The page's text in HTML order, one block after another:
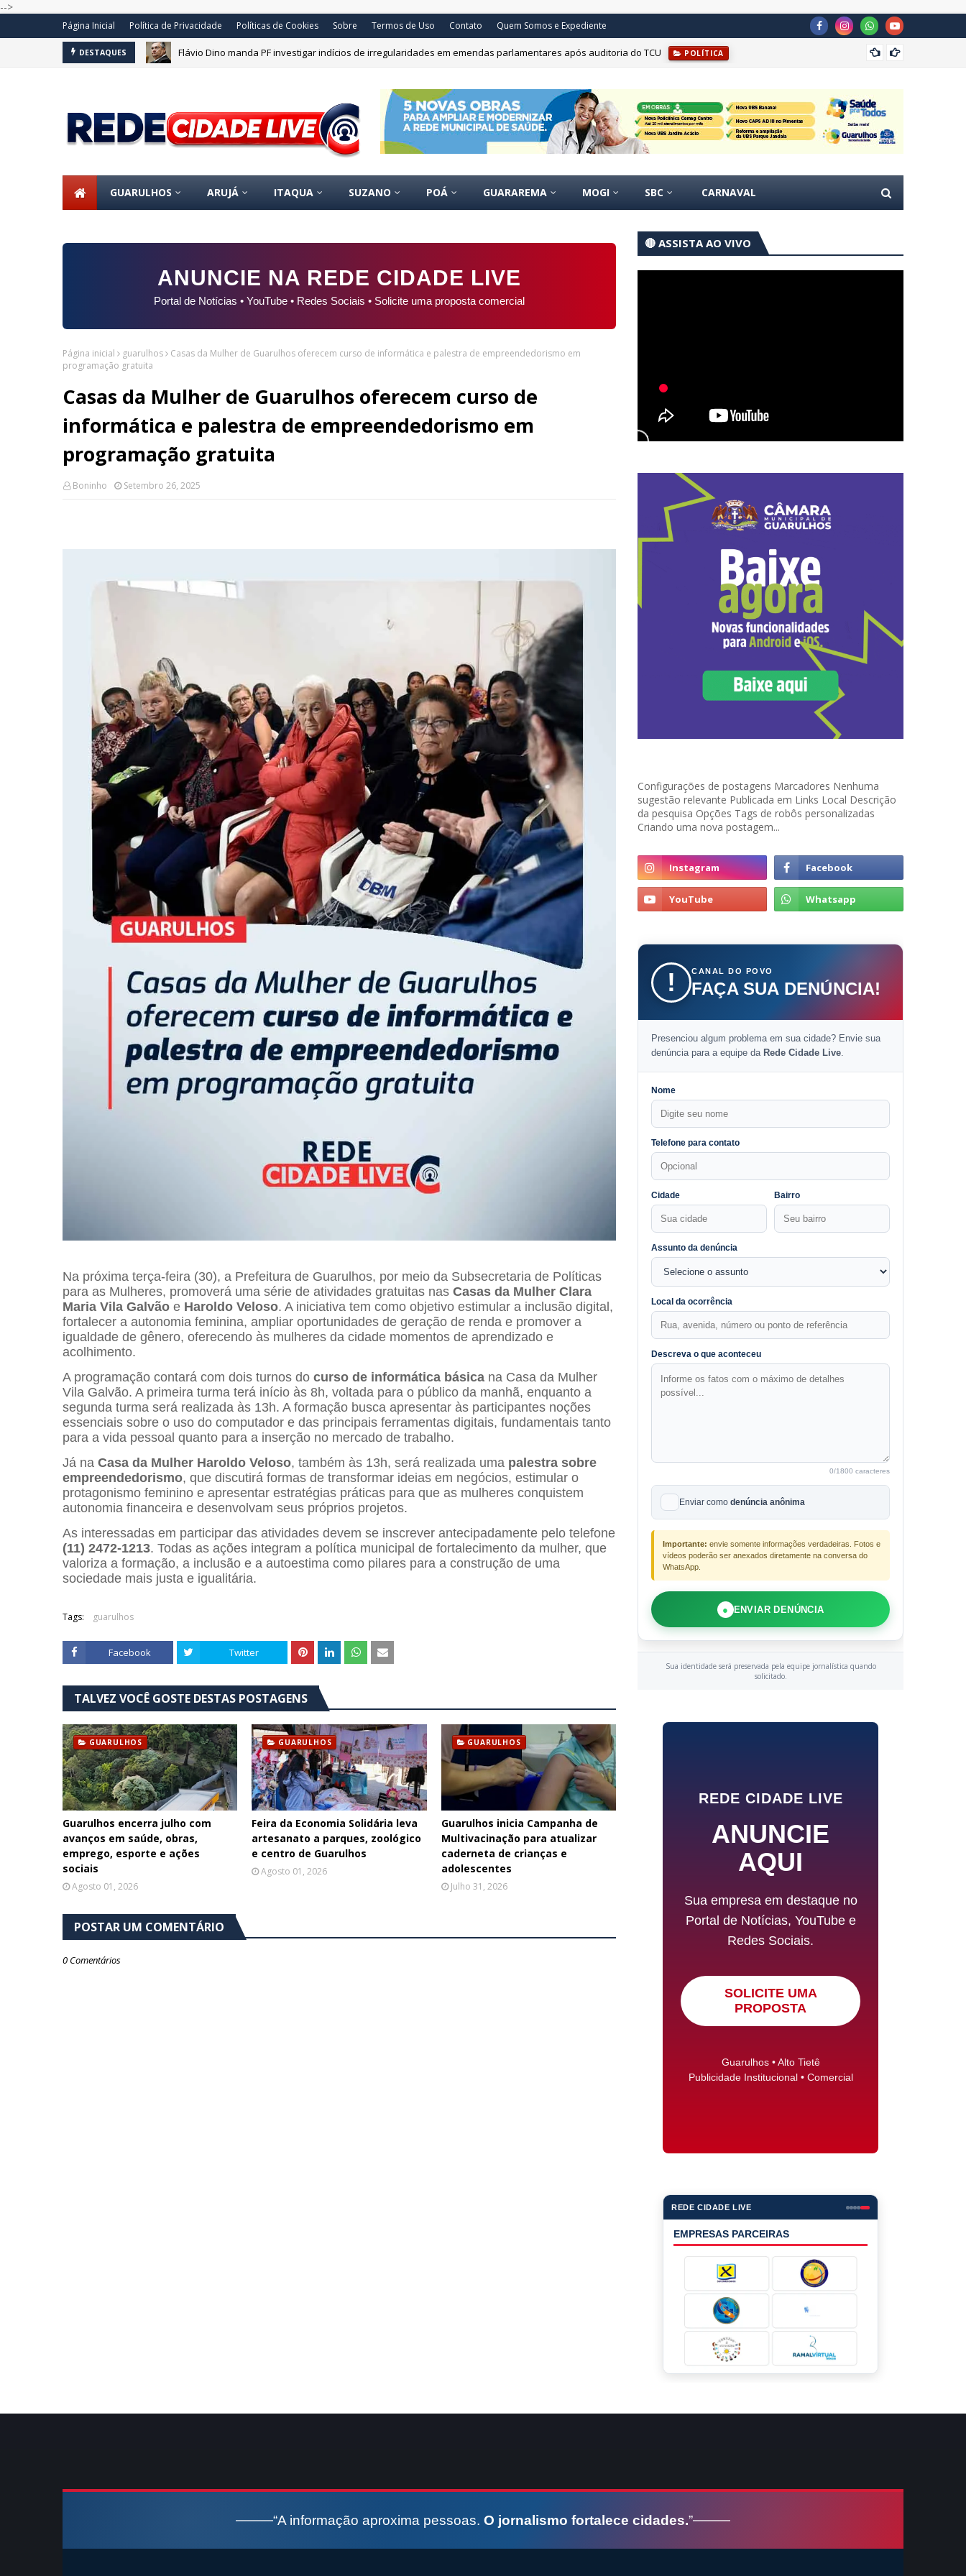
-->
Página Inicial Política de Privacidade Políticas de Cookies Sobre Termos de Uso Contato Quem Somos e Expediente
DESTAQUES Flávio Dino manda PF investigar indícios de irregularidades em emendas parlamentares após auditoria do TCU POLÍTICA
GUARULHOS ARUJÁ ITAQUA SUZANO POÁ GUARAREMA MOGI SBC CARNAVAL
ANUNCIE NA REDE CIDADE LIVE
Portal de Notícias • YouTube • Redes Sociais • Solicite uma proposta comercial
Página inicial guarulhos
Casas da Mulher de Guarulhos oferecem curso de informática e palestra de empreendedorismo em
programação gratuita
Casas da Mulher de Guarulhos oferecem curso de
informática e palestra de empreendedorismo em
programação gratuita
Boninho Setembro 26, 2025
Na próxima terça-feira (30), a Prefeitura de Guarulhos, por meio da Subsecretaria de Políticas
para as Mulheres, promoverá uma série de atividades gratuitas nas Casas da Mulher Clara
Maria Vila Galvão e Haroldo Veloso. A iniciativa tem como objetivo estimular a inclusão digital,
fortalecer a autonomia feminina, ampliar oportunidades de geração de renda e promover a
igualdade de gênero, oferecendo às mulheres da cidade momentos de aprendizado e
acolhimento.
A programação contará com dois turnos do curso de informática básica na Casa da Mulher
Vila Galvão. A primeira turma terá início às 8h, voltada para o público da manhã, enquanto a
segunda turma será realizada às 13h. A formação busca apresentar às participantes noções
essenciais sobre o uso do computador e das principais ferramentas digitais, fundamentais tanto
para a vida pessoal quanto para a inserção no mercado de trabalho.
Já na Casa da Mulher Haroldo Veloso, também às 13h, será realizada uma palestra sobre
empreendedorismo, que discutirá formas de transformar ideias em negócios, estimular o
protagonismo feminino e apresentar estratégias práticas para que as mulheres conquistem
autonomia financeira e desenvolvam seus próprios projetos.
As interessadas em participar das atividades devem se inscrever antecipadamente pelo telefone
(11) 2472-1213. Todas as ações integram a política municipal de fortalecimento da mulher, que
valoriza a formação, a inclusão e a autoestima como pilares para a construção de uma
sociedade mais justa e igualitária.
Tags: guarulhos
Facebook Twitter
TALVEZ VOCÊ GOSTE DESTAS POSTAGENS
GUARULHOS
Guarulhos encerra julho com
avanços em saúde, obras,
emprego, esporte e ações
sociais
Agosto 01, 2026
GUARULHOS
Feira da Economia Solidária leva
artesanato a parques, zoológico
e centro de Guarulhos
Agosto 01, 2026
GUARULHOS
Guarulhos inicia Campanha de
Multivacinação para atualizar
caderneta de crianças e
adolescentes
Julho 31, 2026
POSTAR UM COMENTÁRIO
0 Comentários
🔴 ASSISTA AO VIVO
Configurações de postagens Marcadores Nenhuma
sugestão relevante Publicada em Links Local Descrição
da pesquisa Opções Tags de robôs personalizadas
Criando uma nova postagem...
! CANAL DO POVO
FAÇA SUA DENÚNCIA!
Presenciou algum problema em sua cidade? Envie sua
denúncia para a equipe da Rede Cidade Live.
Nome
Telefone para contato
Cidade Bairro
Assunto da denúncia
Local da ocorrência
Descreva o que aconteceu
0/1800 caracteres
Enviar como denúncia anônima
Importante: envie somente informações verdadeiras. Fotos e
vídeos poderão ser anexados diretamente na conversa do
WhatsApp.
● ENVIAR DENÚNCIA
Sua identidade será preservada pela equipe jornalística quando
solicitado.
REDE CIDADE LIVE
ANUNCIE
AQUI
Sua empresa em destaque no
Portal de Notícias, YouTube e
Redes Sociais.
SOLICITE UMA
PROPOSTA
Guarulhos • Alto Tietê
Publicidade Institucional • Comercial
REDE CIDADE LIVE
EMPRESAS PARCEIRAS
“A informação aproxima pessoas. O jornalismo fortalece cidades.”